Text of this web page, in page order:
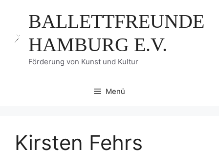
springenBALLETTFREUNDE
HAMBURG E.V.
Förderung von Kunst und Kultur
Menü
Kirsten Fehrs